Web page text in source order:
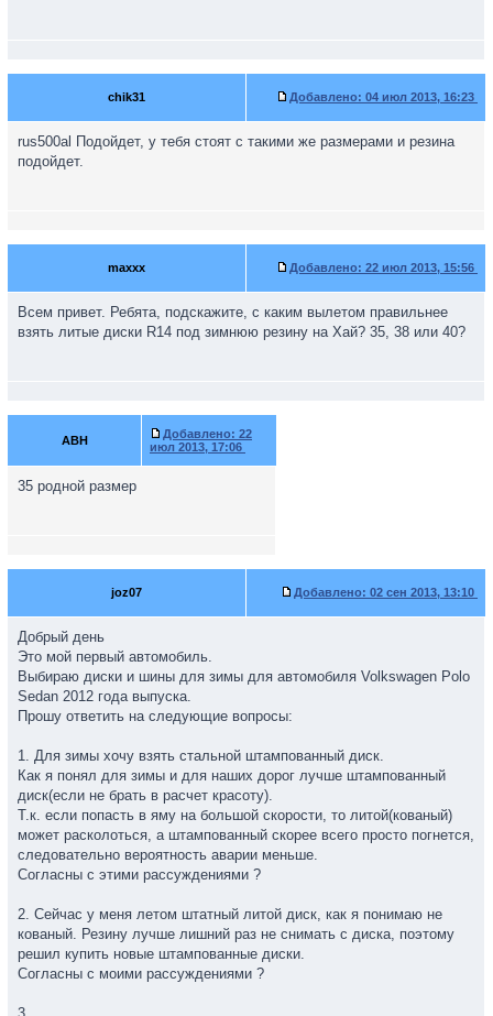
chik31 Добавлено: 04 июл 2013, 16:23
rus500al Подойдет, у тебя стоят с такими же размерами и резина
подойдет.
maxxx Добавлено: 22 июл 2013, 15:56
Всем привет. Ребята, подскажите, с каким вылетом правильнее
взять литые диски R14 под зимнюю резину на Хай? 35, 38 или 40?
ABH Добавлено: 22
июл 2013, 17:06
35 родной размер
joz07 Добавлено: 02 сен 2013, 13:10
Добрый день
Это мой первый автомобиль.
Выбираю диски и шины для зимы для автомобиля Volkswagen Polo
Sedan 2012 года выпуска.
Прошу ответить на следующие вопросы:
1. Для зимы хочу взять стальной штампованный диск.
Как я понял для зимы и для наших дорог лучше штампованный
диск(если не брать в расчет красоту).
Т.к. если попасть в яму на большой скорости, то литой(кованый)
может расколоться, а штампованный скорее всего просто погнется,
следовательно вероятность аварии меньше.
Согласны с этими рассуждениями ?
2. Сейчас у меня летом штатный литой диск, как я понимаю не
кованый. Резину лучше лишний раз не снимать с диска, поэтому
решил купить новые штампованные диски.
Согласны с моими рассуждениями ?